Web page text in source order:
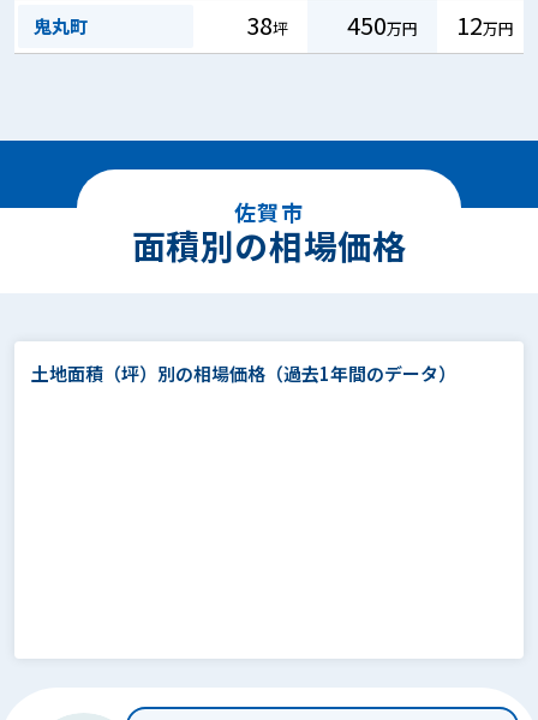
鬼丸町 38坪 450万円 12万円
佐賀市
面積別の相場価格
土地面積（坪）別の相場価格 （過去1年間のデータ）